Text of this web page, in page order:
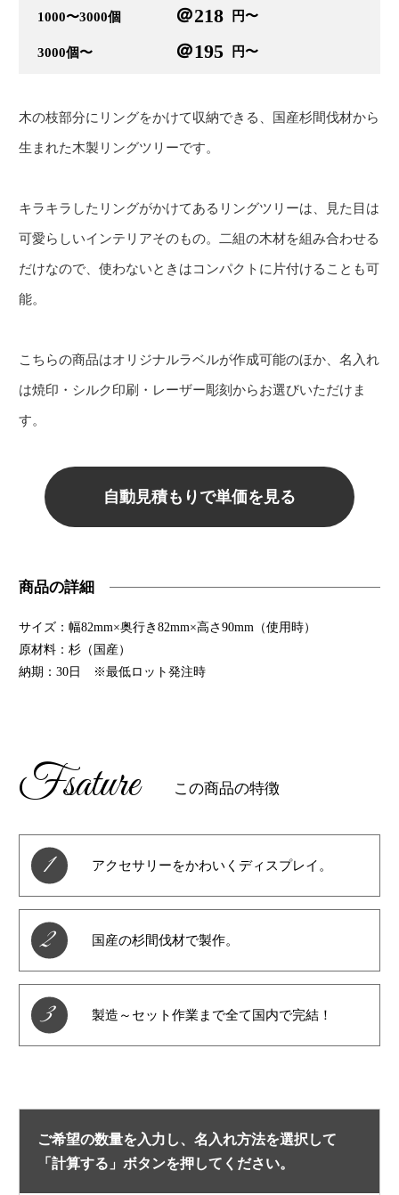
1000〜3000個 ＠218 円〜
3000個〜 ＠195 円〜
木の枝部分にリングをかけて収納できる、国産杉間伐材から
生まれた木製リングツリーです。
キラキラしたリングがかけてあるリングツリーは、見た目は
可愛らしいインテリアそのもの。二組の木材を組み合わせる
だけなので、使わないときはコンパクトに片付けることも可
能。
こちらの商品はオリジナルラベルが作成可能のほか、名入れ
は焼印・シルク印刷・レーザー彫刻からお選びいただけま
す。
自動見積もりで単価を見る
商品の詳細
サイズ：幅82mm×奥行き82mm×高さ90mm（使用時）
原材料：杉（国産）
納期：30日 ※最低ロット発注時
Fsature この商品の特徴
1 アクセサリーをかわいくディスプレイ。
2 国産の杉間伐材で製作。
3 製造～セット作業まで全て国内で完結！
ご希望の数量を入力し、名入れ方法を選択して
「計算する」ボタンを押してください。